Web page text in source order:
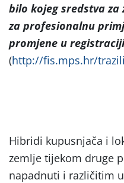
bilo kojeg sredstva
za profesionalnu
promjene u registraciji
(http://fis.mps.hr/
Hibridi kupusnjača i
zemlje tijekom druge
napadnuti i različitim